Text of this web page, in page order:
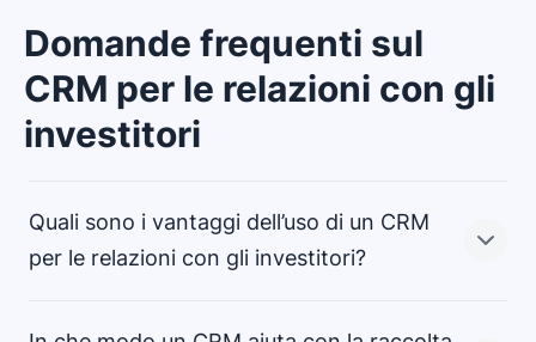
Domande frequenti sul
CRM per le relazioni con gli
investitori
Quali sono i vantaggi dell’uso di un CRM
per le relazioni con gli investitori?